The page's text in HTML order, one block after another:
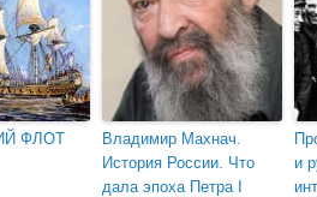
ФЛОТ
Владимир Махнач.
История России. Что
дала эпоха Петра I
и